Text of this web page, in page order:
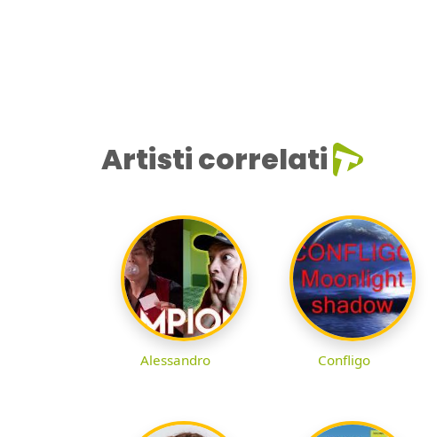
Artisti correlati
Alessandro Confligo